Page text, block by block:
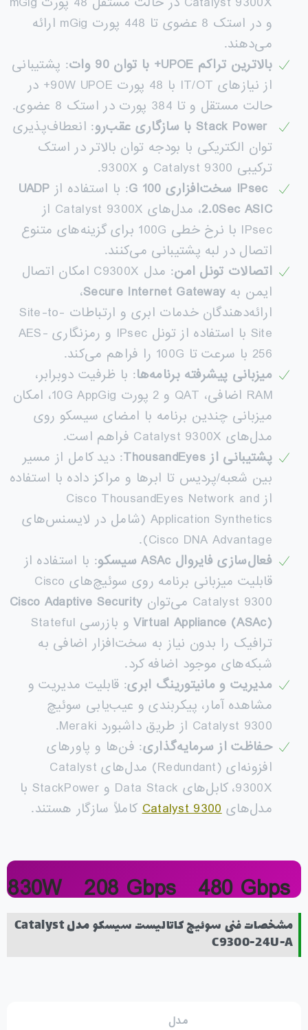
و در استک 8 عضوی تا 448 پورت mGig ارائه
می‌دهند.
بالاترین تراکم
با توان 90 وات
: پشتیبانی
از نیازهای IT/OT با 48 پورت 90W UPOE+ در
حالت مستقل و تا 384 پورت در استک 8 عضوی.
با سازگاری عقب‌رو: انعطاف‌پذیری
توان الکتریکی با بودجه توان بالاتر در استک
ترکیبی Catalyst 9300 و 9300X.
سخت‌افزاری 100 G: با استفاده از UADP
2.0Sec ASIC
، مدل‌های Catalyst 9300X از
IPsec با نرخ خطی 100G برای گزینه‌های متنوع
اتصال در لبه پشتیبانی می‌کنند.
اتصالات تونل امن
: مدل C9300X امکان اتصال
ایمن به Secure Internet Gateway،
ارائه‌دهندگان خدمات ابری و ارتباطات Site-to-
Site با استفاده از تونل IPsec و رمزنگاری AES-
256 با سرعت تا 100G را فراهم می‌کند.
میزبانی پیشرفته برنامه‌ها: با ظرفیت دوبرابر،
RAM اضافی، QAT و 2 پورت 10G AppGig، امکان
میزبانی چندین برنامه با امضای سیسکو روی
مدل‌های Catalyst 9300X فراهم است.
پشتیبانی از
: دید کامل از مسیر
بین شعبه/پردیس تا ابرها و مراکز داده با استفاده
از Cisco ThousandEyes Network and
Application Synthetics (شامل در لایسنس‌های
Cisco DNA Advantage).
فعال‌سازی فایروال
سیسکو: با استفاده از
قابلیت میزبانی برنامه روی سوئیچ‌های Cisco
Catalyst 9300 می‌توان
Cisco Adaptive Security
Virtual Appliance (ASAc)
و بازرسی Stateful
ترافیک را بدون نیاز به سخت‌افزار اضافی به
شبکه‌های موجود اضافه کرد.
مدیریت و مانیتورینگ ابری: قابلیت مدیریت و
مشاهده آمار، پیکربندی و عیب‌یابی سوئیچ
Catalyst 9300 از طریق داشبورد Meraki.
حفاظت از سرمایه‌گذاری: فن‌ها و پاورهای
افزونه‌ای (Redundant) مدل‌های Catalyst
9300X، کابل‌های Data Stack و StackPower با
مدل‌هایCatalyst 9300کاملاً سازگار هستند.
480 Gbps
208 Gbps
830W
مشخصات فنی سوئیچ کاتالیست سیسکو مدل Catalyst
C9300-24U-A
مدل